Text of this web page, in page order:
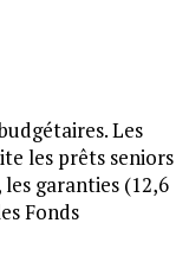
Les
les prêts seniors
garanties (12,6
Fonds